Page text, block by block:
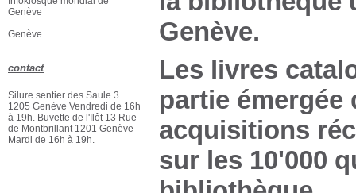
Genève.
Les livres
partie
acquisitions
sur les 10'000
Genève
Genève
contact
Silure sentier des Saule 3
1205 Genève Vendredi de 16h
à 19h. Buvette de l'Ilôt 13 Rue
de Montbrillant 1201 Genève
Mardi de 16h à 19h.